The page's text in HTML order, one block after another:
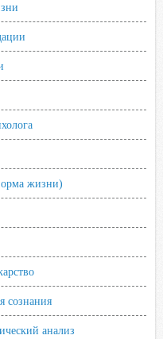
жизни)
сознания
анализ